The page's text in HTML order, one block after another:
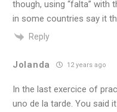
though, using “falta” with
in some countries say it
Reply
Jolanda 12 years ago
In the last exercice of
uno de la tarde. You said